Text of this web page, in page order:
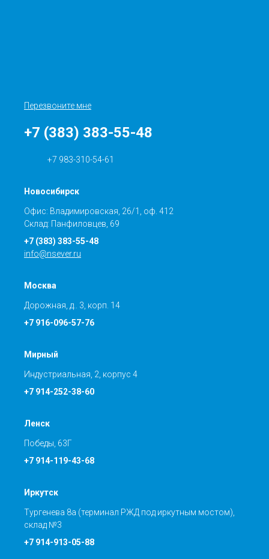
Перезвоните мне
+7 (383) 383-55-48
+7 983-310-54-61
Новосибирск
Офис: Владимировская, 26/1, оф. 412
Склад: Панфиловцев, 69
+7 (383) 383-55-48
info@nsever.ru
Москва
Дорожная, д.. 3, корп. 14
+7 916-096-57-76
Мирный
Индустриальная, 2, корпус 4
+7 914-252-38-60
Ленск
Победы, 63Г
+7 914-119-43-68
Иркутск
Тургенева 8а (терминал РЖД под иркутным мостом),
склад №3
+7 914-913-05-88